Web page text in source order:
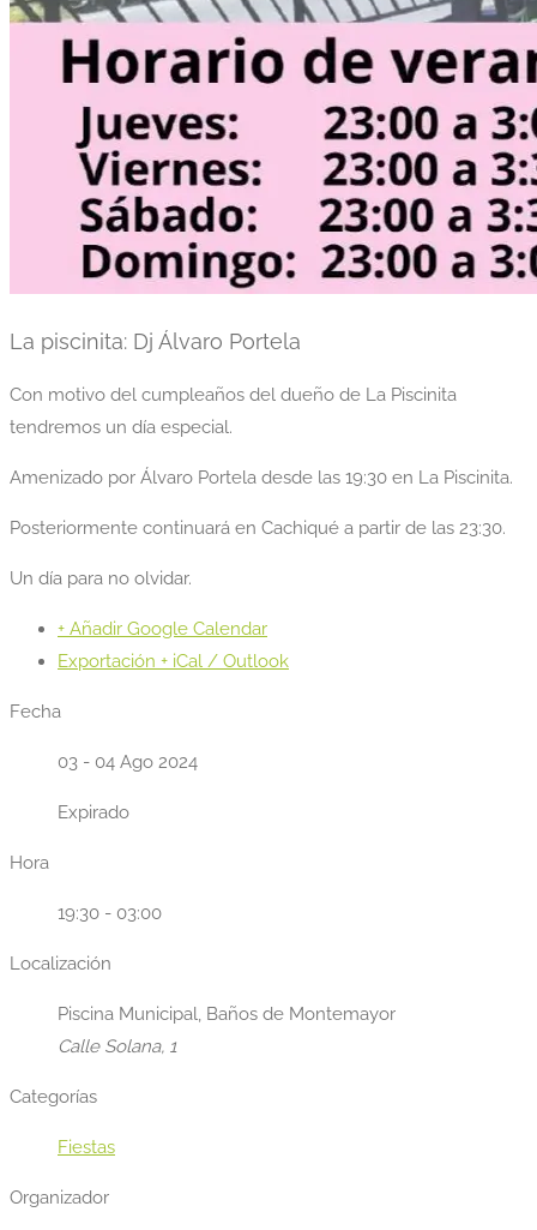
La piscinita: Dj Álvaro Portela
Con motivo del cumpleaños del dueño de La Piscinita
tendremos un día especial.
Amenizado por Álvaro Portela desde las 19:30 en La Piscinita.
Posteriormente continuará en Cachiqué a partir de las 23:30.
Un día para no olvidar.
+ Añadir Google Calendar
Exportación + iCal / Outlook
Fecha
03 - 04 Ago 2024
Expirado
Hora
19:30 - 03:00
Localización
Piscina Municipal, Baños de Montemayor
Calle Solana, 1
Categorías
Fiestas
Organizador